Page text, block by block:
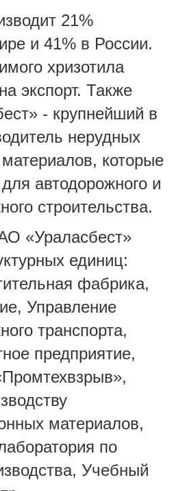
21%
и 41% в России.
хризотила
экспорт. Также
- крупнейший в
нерудных
которые
автодорожного и
строительства.
«Ураласбест»
единиц:
фабрика,
Управление
транспорта,
предприятие,
материалов,
по
Учебный